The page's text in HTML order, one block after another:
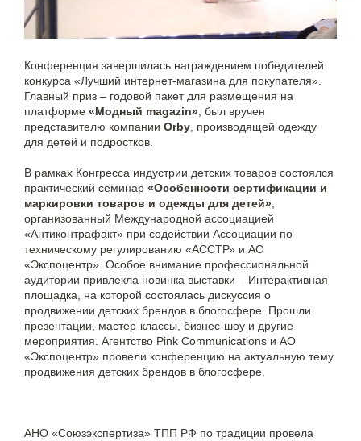
Конференция завершилась награждением победителей
конкурса «Лучший интернет-магазина для покупателя».
Главный приз – годовой пакет для размещения на
платформе «Модный magazin» , был вручен
представителю компании Orby , производящей одежду
для детей и подростков.
В рамках Конгресса индустрии детских товаров состоялся
практический семинар «Особенности сертификации и
маркировки товаров и одежды для детей»
организованный Международной ассоциацией
«Антиконтрафакт» при содействии Ассоциации по
техническому регулированию «АССТР» и АО
«Экспоцентр». Особое внимание профессиональной
аудитории привлекла новинка выставки – Интерактивная
площадка, на которой состоялась дискуссия о
продвижении детских брендов в блогосфере. Прошли
презентации, мастер-классы, бизнес-шоу и другие
мероприятия. Агентство Pink Communications и АО
«Экспоцентр» провели конференцию на актуальную тему
продвижения детских брендов в блогосфере.
АНО «Союзэкспертиза» ТПП РФ по традиции провела